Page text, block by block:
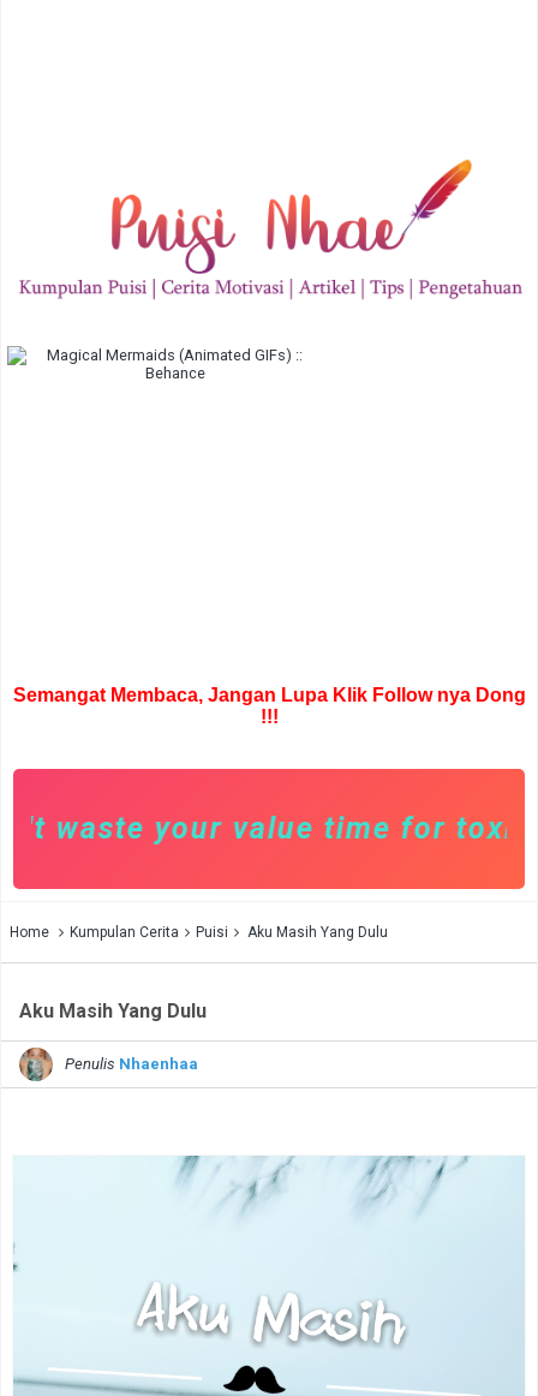
Semangat Membaca, Jangan Lupa Klik Follow nya Dong
!!!
waste your value time for toxic
Home Kumpulan Cerita Puisi Aku Masih Yang Dulu
Aku Masih Yang Dulu
Penulis Nhaenhaa